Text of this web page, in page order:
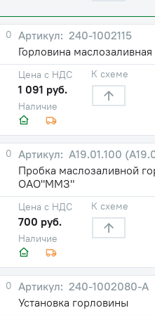
0
240-1002115
Горловина
Наличие
Цена с НДС
1 091 руб.
К схеме
0
А19.01.100
Пробка маслозаливной
ОАО"ММЗ"
Наличие
Цена с НДС
700 руб.
К схеме
0
240-1002080-А
Установка горловины